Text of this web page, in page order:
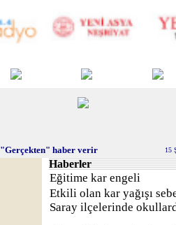
"Gerçekten" haber verir 15
Haberler
Eğitime kar engeli
Etkili olan kar yağışı
Saray ilçelerinde